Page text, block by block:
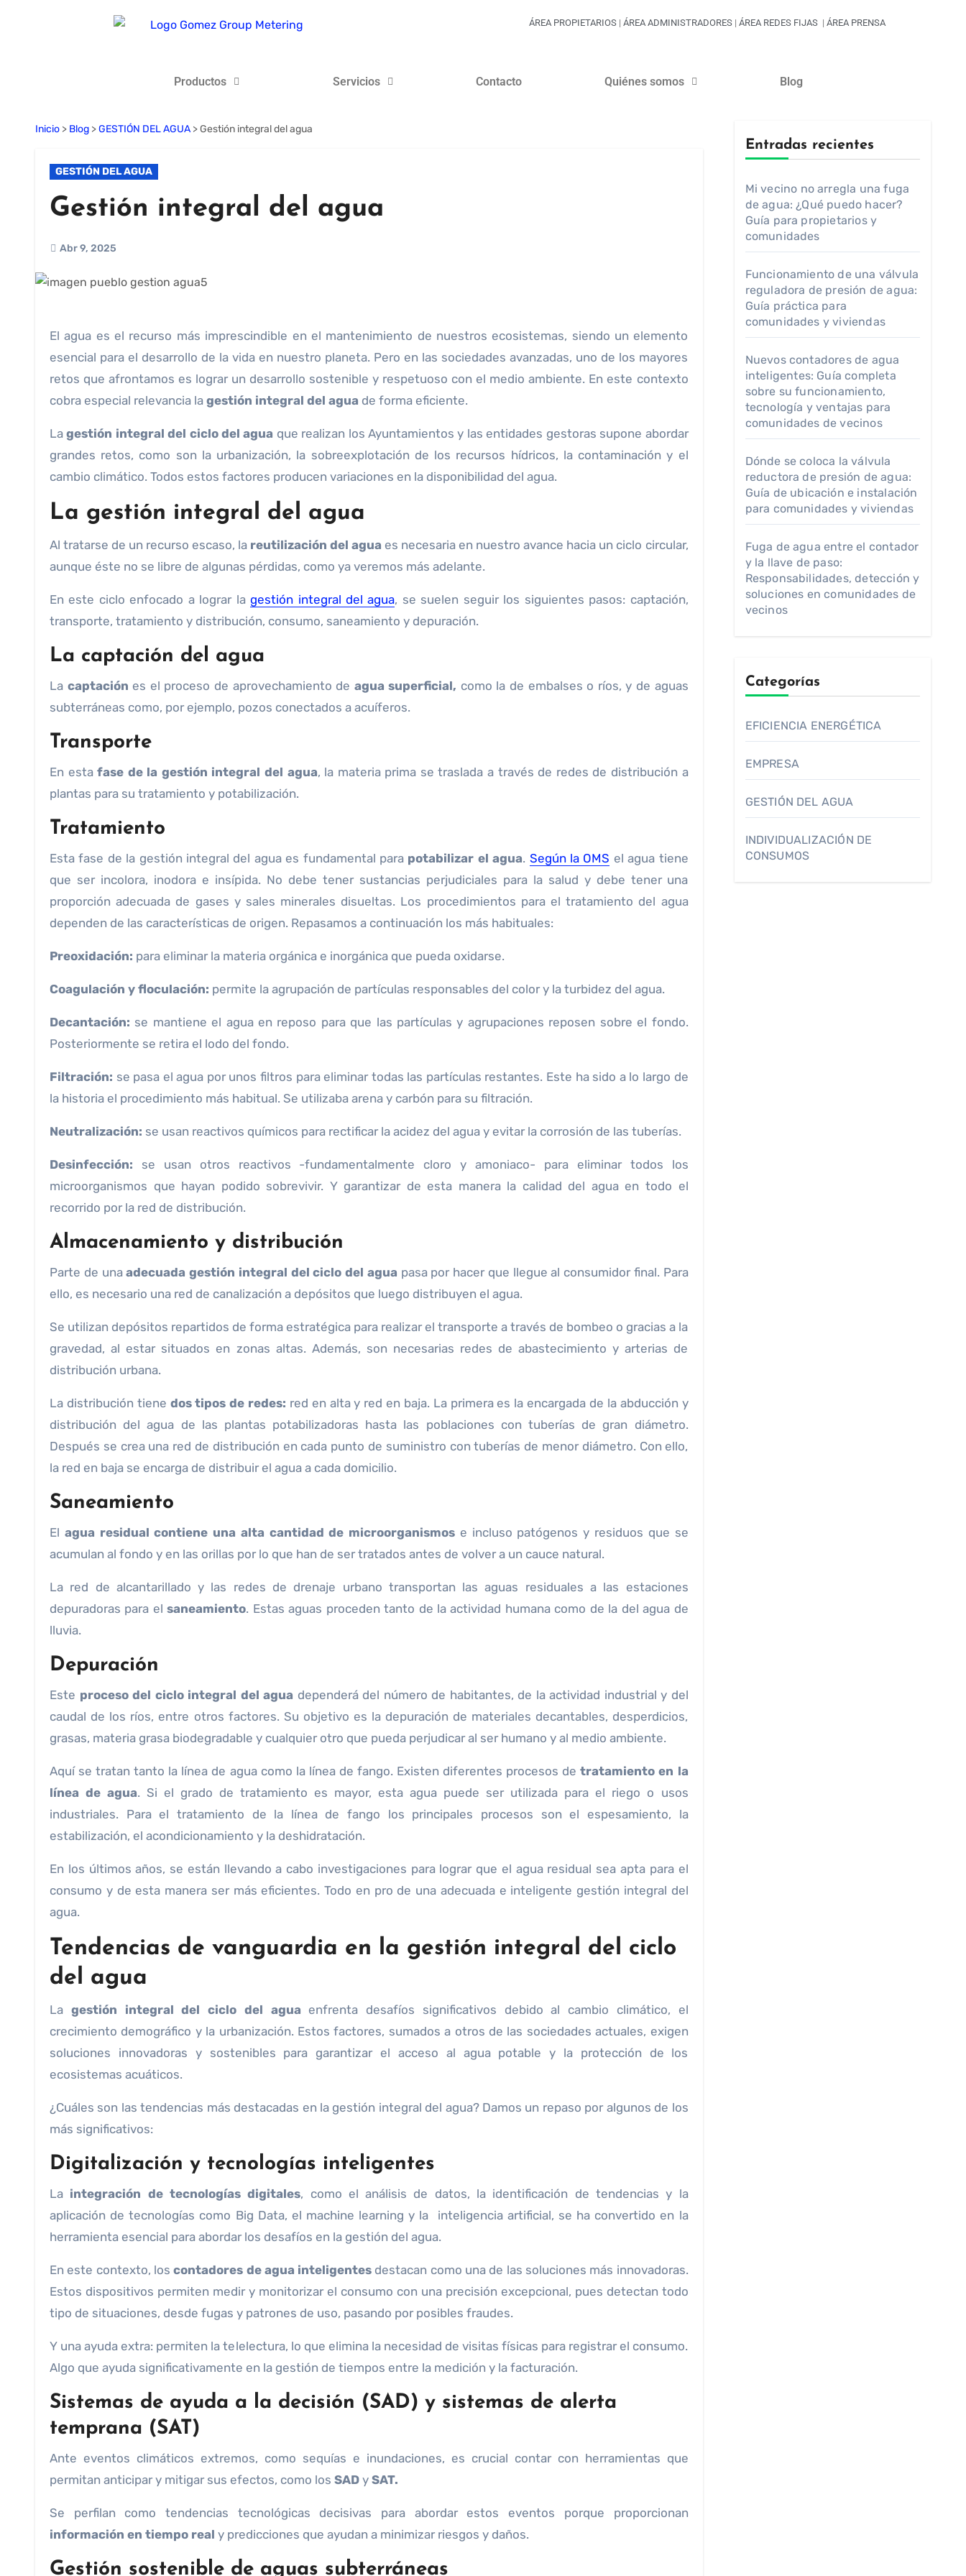
ÁREA PROPIETARIOS| ÁREA ADMINISTRADORES| ÁREA REDES FIJAS | ÁREA PRENSA
Productos Servicios Contacto Quiénes somos Blog
Inicio > Blog >GESTIÓN DEL AGUA >Gestión integral del agua
GESTIÓN DEL AGUA
Gestión integral del agua
Abr 9, 2025
El agua es el recurso más imprescindible en el mantenimiento de nuestros ecosistemas, siendo un elemento
esencial para el desarrollo de la vida en nuestro planeta. Pero en las sociedades avanzadas, uno de los mayores
retos que afrontamos es lograr un desarrollo sostenible y respetuoso con el medio ambiente. En este contexto
cobra especial relevancia la gestión integral del agua de forma eficiente.
Lagestión integral del ciclo del agua que realizan los Ayuntamientos y las entidades gestoras supone abordar
grandes retos, como son la urbanización, la sobreexplotación de los recursos hídricos, la contaminación y el
cambio climático. Todos estos factores producen variaciones en la disponibilidad del agua.
La gestión integral del agua
Al tratarse de un recurso escaso, la reutilización del aguaes necesaria en nuestro avance hacia un ciclo circular,
aunque éste no se libre de algunas pérdidas, como ya veremos más adelante.
En este ciclo enfocado a lograr lagestión integral del agua, se suelen seguir los siguientes pasos: captación,
transporte, tratamiento y distribución, consumo, saneamiento y depuración.
La captación del agua
La captaciónes el proceso de aprovechamiento de agua superficial, como la de embalses o ríos, y de aguas
subterráneas como, por ejemplo, pozos conectados a acuíferos.
Transporte
En estafase de la gestión integral del agua, la materia prima se traslada a través de redes de distribución a
plantas para su tratamiento y potabilización.
Tratamiento
Esta fase de la gestión integral del agua es fundamental parapotabilizar el agua. Según la OMS el agua tiene
que ser incolora, inodora e insípida. No debe tener sustancias perjudiciales para la salud y debe tener una
proporción adecuada de gases y sales minerales disueltas. Los procedimientos para el tratamiento del agua
dependen de las características de origen. Repasamos a continuación los más habituales:
Preoxidación: para eliminar la materia orgánica e inorgánica que pueda oxidarse.
Coagulación y floculación: permite la agrupación de partículas responsables del color y la turbidez del agua.
Decantación: se mantiene el agua en reposo para que las partículas y agrupaciones reposen sobre el fondo.
Posteriormente se retira el lodo del fondo.
Filtración: se pasa el agua por unos filtros para eliminar todas las partículas restantes. Este ha sido a lo largo de
la historia el procedimiento más habitual. Se utilizaba arena y carbón para su filtración.
Neutralización: se usan reactivos químicos para rectificar la acidez del agua y evitar la corrosión de las tuberías.
Desinfección: se usan otros reactivos -fundamentalmente cloro y amoniaco- para eliminar todos los
microorganismos que hayan podido sobrevivir. Y garantizar de esta manera la calidad del agua en todo el
recorrido por la red de distribución.
Almacenamiento y distribución
Parte de unaadecuada gestión integral del ciclo del agua pasa por hacer que llegue al consumidor final. Para
ello, es necesario una red de canalización a depósitos que luego distribuyen el agua.
Se utilizan depósitos repartidos de forma estratégica para realizar el transporte a través de bombeo o gracias a la
gravedad, al estar situados en zonas altas. Además, son necesarias redes de abastecimiento y arterias de
distribución urbana.
La distribución tiene dos tipos de redes: red en alta y red en baja. La primera es la encargada de la abducción y
distribución del agua de las plantas potabilizadoras hasta las poblaciones con tuberías de gran diámetro.
Después se crea una red de distribución en cada punto de suministro con tuberías de menor diámetro. Con ello,
la red en baja se encarga de distribuir el agua a cada domicilio.
Saneamiento
El agua residual contiene una alta cantidad de microorganismos e incluso patógenos y residuos que se
acumulan al fondo y en las orillas por lo que han de ser tratados antes de volver a un cauce natural.
La red de alcantarillado y las redes de drenaje urbano transportan las aguas residuales a las estaciones
depuradoras para elsaneamiento. Estas aguas proceden tanto de la actividad humana como de la del agua de
lluvia.
Depuración
Este proceso del ciclo integral del agua dependerá del número de habitantes, de la actividad industrial y del
caudal de los ríos, entre otros factores. Su objetivo es la depuración de materiales decantables, desperdicios,
grasas, materia grasa biodegradable y cualquier otro que pueda perjudicar al ser humano y al medio ambiente.
Aquí se tratan tanto la línea de agua como la línea de fango. Existen diferentes procesos detratamiento en la
línea de agua. Si el grado de tratamiento es mayor, esta agua puede ser utilizada para el riego o usos
industriales. Para el tratamiento de la línea de fango los principales procesos son el espesamiento, la
estabilización, el acondicionamiento y la deshidratación.
En los últimos años, se están llevando a cabo investigaciones para lograr que el agua residual sea apta para el
consumo y de esta manera ser más eficientes. Todo en pro de una adecuada e inteligente gestión integral del
agua.
Tendencias de vanguardia en la gestión integral del ciclo
del agua
La gestión integral del ciclo del agua enfrenta desafíos significativos debido al cambio climático, el
crecimiento demográfico y la urbanización. Estos factores, sumados a otros de las sociedades actuales, exigen
soluciones innovadoras y sostenibles para garantizar el acceso al agua potable y la protección de los
ecosistemas acuáticos.
¿Cuáles son las tendencias más destacadas en la gestión integral del agua? Damos un repaso por algunos de los
más significativos:
Digitalización y tecnologías inteligentes
La integración de tecnologías digitales, como el análisis de datos, la identificación de tendencias y la
aplicación de tecnologías como Big Data, el machine learning y la inteligencia artificial, se ha convertido en la
herramienta esencial para abordar los desafíos en la gestión del agua.
En este contexto, loscontadores de agua inteligentes destacan como una de las soluciones más innovadoras.
Estos dispositivos permiten medir y monitorizar el consumo con una precisión excepcional, pues detectan todo
tipo de situaciones, desde fugas y patrones de uso, pasando por posibles fraudes.
Y una ayuda extra: permiten la telelectura, lo que elimina la necesidad de visitas físicas para registrar el consumo.
Algo que ayuda significativamente en la gestión de tiempos entre la medición y la facturación.
Sistemas de ayuda a la decisión (SAD) y sistemas de alerta
temprana (SAT)
Ante eventos climáticos extremos, como sequías e inundaciones, es crucial contar con herramientas que
permitan anticipar y mitigar sus efectos, como los SAD y SAT.
Se perfilan como tendencias tecnológicas decisivas para abordar estos eventos porque proporcionan
información en tiempo real y predicciones que ayudan a minimizar riesgos y daños.
Gestión sostenible de aguas subterráneas
Entradas recientes
Mi vecino no arregla una fuga
de agua: ¿Qué puedo hacer?
Guía para propietarios y
comunidades
Funcionamiento de una válvula
reguladora de presión de agua:
Guía práctica para
comunidades y viviendas
Nuevos contadores de agua
inteligentes: Guía completa
sobre su funcionamiento,
tecnología y ventajas para
comunidades de vecinos
Dónde se coloca la válvula
reductora de presión de agua:
Guía de ubicación e instalación
para comunidades y viviendas
Fuga de agua entre el contador
y la llave de paso:
Responsabilidades, detección y
soluciones en comunidades de
vecinos
Categorías
EFICIENCIA ENERGÉTICA
EMPRESA
GESTIÓN DEL AGUA
INDIVIDUALIZACIÓN DE
CONSUMOS